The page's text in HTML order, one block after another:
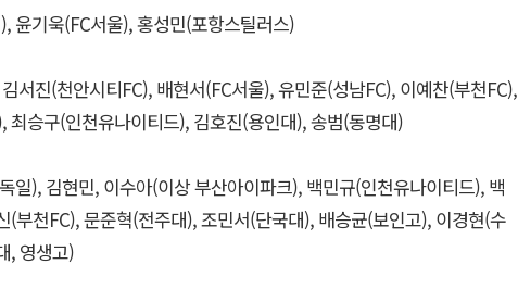
윤기욱(FC서울), 홍성민(포항스틸러스)
서진(천안시티FC), 배현서(FC서울), 유민준(성남FC), 이예찬(부천FC),
최승구(인천유나이티드), 김호진(용인대), 송범(동명대)
일), 김현민, 이수아(이상 부산아이파크), 백민규(인천유나이티드), 백
(부천FC), 문준혁(전주대), 조민서(단국대), 배승균(보인고), 이경현(수
, 영생고)